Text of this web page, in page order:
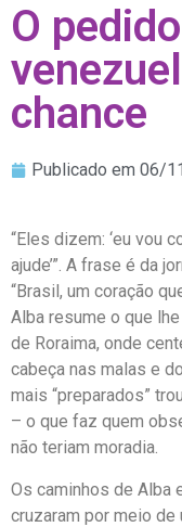
O
chance
Publicado em 06/
“Eles dizem: ‘eu vou
ajude’”. A frase é da
“Brasil, um coração
Alba resume o que
de Roraima, onde
cabeça nas malas e
mais “preparados”
– o que faz quem
não teriam moradia.
Os caminhos de Alba
cruzaram por meio de